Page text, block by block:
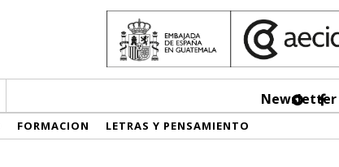
Newsletter
FORMACION LETRAS Y PENSAMIENTO